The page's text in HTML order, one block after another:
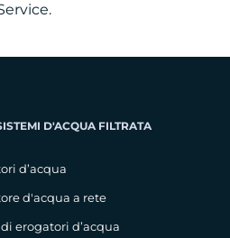
D'ACQUA FILTRATA
d’acqua
d'acqua a rete
erogatori d’acqua